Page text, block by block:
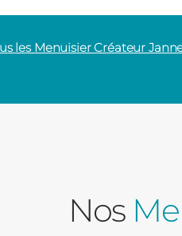
les Menuisier Créateur
Nos